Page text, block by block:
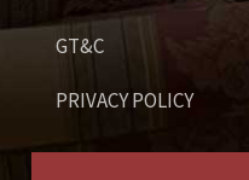
GT&C
PRIVACY POLICY